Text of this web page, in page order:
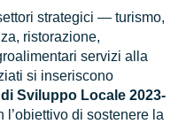
strategici — turismo,
ristorazione,
servizi alla
si inseriscono
Sviluppo Locale 2023-
l’obiettivo di sostenere la